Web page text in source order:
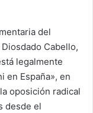
del
Cabello,
legalmente
en España», en
oposición radical
desde el